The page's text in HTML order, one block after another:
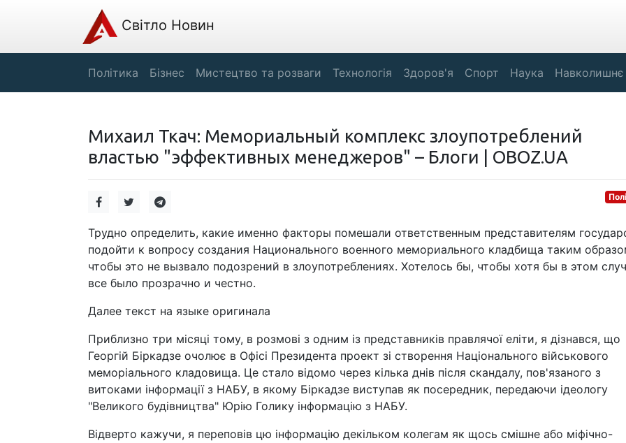
Світло Новин
Політика Бізнес Мистецтво та розваги Технологія Здоров'я Спорт Наука
Михаил Ткач: Мемориальный комплекс злоупотреблений
властью "эффективных менеджеров" – Блоги | OBOZ.UA
Трудно определить, какие именно факторы помешали ответственным представителям
подойти к вопросу создания Национального военного мемориального кладбища таким
чтобы это не вызвало подозрений в злоупотреблениях. Хотелось бы, чтобы хотя бы в этом
все было прозрачно и честно.
Далее текст на языке оригинала
Приблизно три місяці тому, в розмові з одним із представників правлячої еліти, я дізнався, що
Георгій Біркадзе очолює в Офісі Президента проект зі створення Національного військового
меморіального кладовища. Це стало відомо через кілька днів після скандалу, пов'язаного з
витоками інформації з НАБУ, в якому Біркадзе виступав як посередник, передаючи ідеологу
"Великого будівництва" Юрію Голику інформацію з НАБУ.
Відверто кажучи, я переповів цю інформацію декільком колегам як щось смішне або міфічно-